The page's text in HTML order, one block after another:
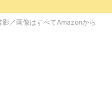
影／画像はすべてAmazonから